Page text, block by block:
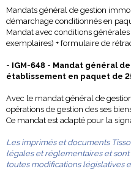
Mandats général de gestion
démarchage conditionnés en
Mandat avec conditions
exemplaires) + formulaire de
- IGM-648 - Mandat général
établissement en paquet de
Avec le mandat général de
opérations de gestion des ses
Ce mandat est adapté pour la
Les imprimés et documents
légales et réglementaires et
toutes modifications législatives